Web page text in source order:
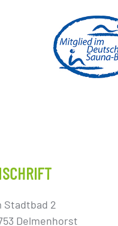
Stadtbad 2
Delmenhorst